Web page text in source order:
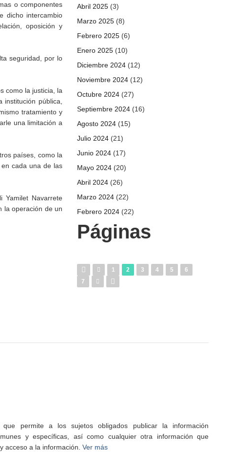
o componentes
dicho intercambio
oposición y
seguridad, por lo
como la justicia, la
pública,
tratamiento y
una limitación a
países, como la
cada una de las
Yamilet Navarrete
la operación de un
Abril 2025 (3)
Marzo 2025 (8)
Febrero 2025 (6)
Enero 2025 (10)
Diciembre 2024 (12)
Noviembre 2024 (12)
Octubre 2024 (27)
Septiembre 2024 (16)
Agosto 2024 (15)
Julio 2024 (21)
Junio 2024 (17)
Mayo 2024 (20)
Abril 2024 (26)
Marzo 2024 (22)
Febrero 2024 (22)
Páginas
1 2 3 4 5
6
7
permite a los sujetos obligados publicar la información
y específicas, así como cualquier otra información que
acceso a la información. Ver más